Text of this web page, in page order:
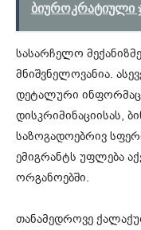
ბიუროკრატიული
სასარჩელო
მნიშვნელოვანია.
დეტალური
დისკრიმინაციისას,
საზოგადოებრივ
ემიგრანტს უფლება
ორგანოებში.
თანამედროვე